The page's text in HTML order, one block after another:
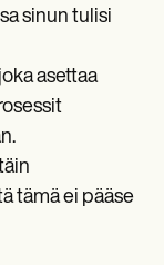
sinun tulisi
asettaa
tämä ei pääse